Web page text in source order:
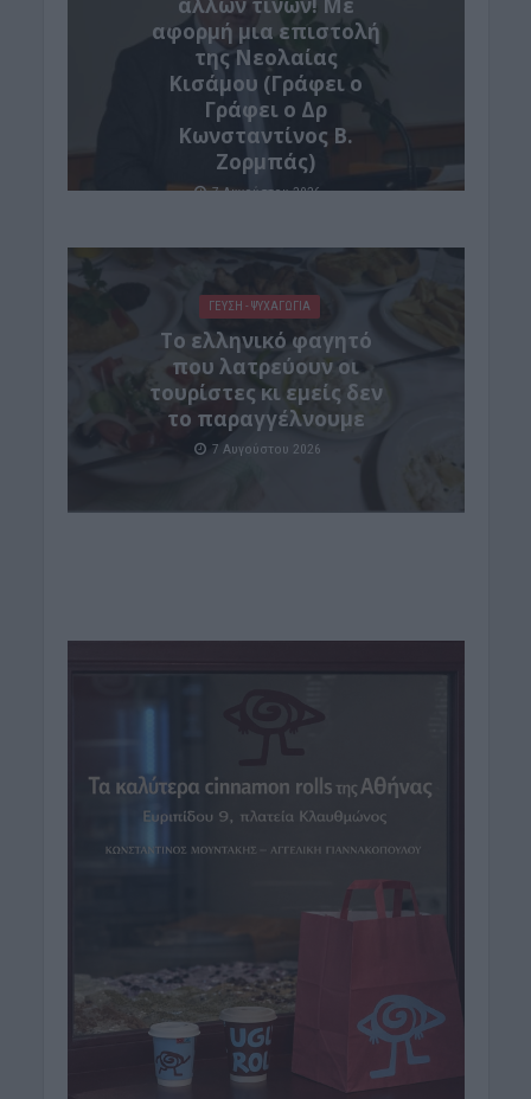
άλλων τινών! Mε
αφορμή μια επιστολή
της Νεολαίας
Κισάμου (Γράφει ο
Γράφει ο Δρ
Κωνσταντίνος Β.
Ζορμπάς)
7 Αυγούστου 2026
ΓΕΎΣΗ - ΨΥΧΑΓΩΓΊΑ
Το ελληνικό φαγητό
που λατρεύουν οι
τουρίστες κι εμείς δεν
το παραγγέλνουμε
7 Αυγούστου 2026